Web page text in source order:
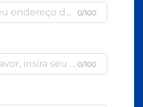
0/100
0/100